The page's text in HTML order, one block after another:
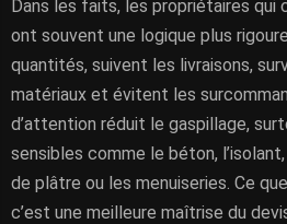
Dans les faits, les propriétaires qui
ont souvent une logique plus
quantités, suivent les livraisons,
matériaux et évitent les
d’attention réduit le gaspillage,
sensibles comme le béton,
de plâtre ou les menuiseries. Ce
c’est une meilleure maîtrise du